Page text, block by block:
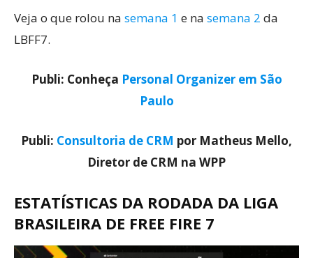
Veja o que rolou na semana 1 e na semana 2 da
LBFF7.
Publi: Conheça Personal Organizer em São
Paulo
Publi: Consultoria de CRM por Matheus Mello,
Diretor de CRM na WPP
ESTATÍSTICAS DA RODADA DA LIGA
BRASILEIRA DE FREE FIRE 7